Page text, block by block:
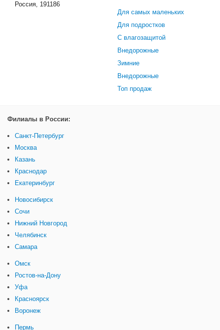
Россия, 191186
Для самых маленьких
Для подростков
С влагозащитой
Внедорожные
Зимние
Внедорожные
Топ продаж
Филиалы в России:
Санкт-Петербург
Москва
Казань
Краснодар
Екатеринбург
Новосибирск
Сочи
Нижний Новгород
Челябинск
Самара
Омск
Ростов-на-Дону
Уфа
Красноярск
Воронеж
Пермь